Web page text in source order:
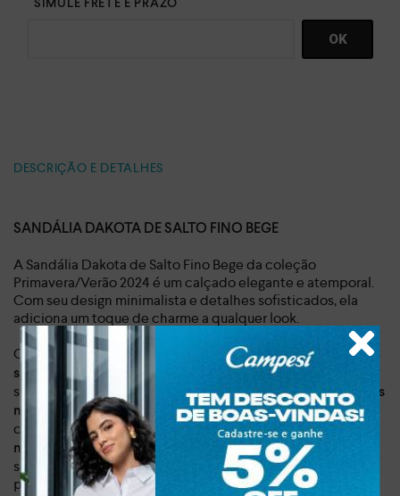
DESCRIÇÃO E DETALHES
SANDÁLIA DAKOTA DE SALTO FINO BEGE
A Sandália Dakota de Salto Fino Bege da coleção
Primavera/Verão 2024 é um calçado elegante e atemporal.
Com seu design minimalista e detalhes sofisticados, ela
adiciona um toque de charme a qualquer look.
O destaque fica por conta do
recorte diferenciado da
superfície
, que valoriza os pés e confere um ar moderno à
sandália, assim como
o salto fino de 6,5 cm. Já asaplicações
metalizadasadicionam um brilho sutil e completam o visual
com sofisticação. Ainda contacom fechamento de fivela
no tornozelo, que garante um ajuste perfeito e oferece
segurança ao caminhar. Versátil e elegante, a sandália é
perfeita para diversas ocasiões. Use-a com um vestido midi